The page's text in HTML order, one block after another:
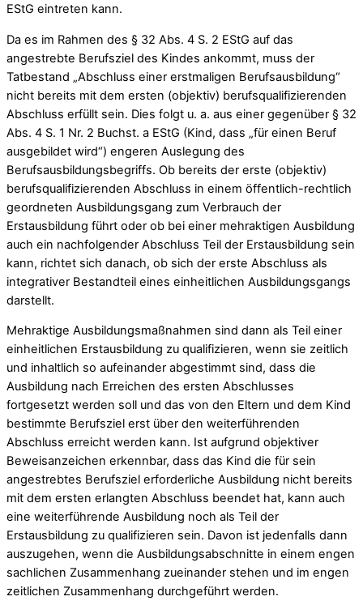
EStG eintreten kann.
Da es im Rahmen des § 32 Abs. 4 S. 2 EStG auf das
angestrebte Berufsziel des Kindes ankommt, muss der
Tatbestand „Abschluss einer erstmaligen Berufsausbildung“
nicht bereits mit dem ersten (objektiv) berufsqualifizierenden
Abschluss erfüllt sein. Dies folgt u. a. aus einer gegenüber § 32
Abs. 4 S. 1 Nr. 2 Buchst. a EStG (Kind, dass „für einen Beruf
ausgebildet wird“) engeren Auslegung des
Berufsausbildungsbegriffs. Ob bereits der erste (objektiv)
berufsqualifizierenden Abschluss in einem öffentlich-rechtlich
geordneten Ausbildungsgang zum Verbrauch der
Erstausbildung führt oder ob bei einer mehraktigen Ausbildung
auch ein nachfolgender Abschluss Teil der Erstausbildung sein
kann, richtet sich danach, ob sich der erste Abschluss als
integrativer Bestandteil eines einheitlichen Ausbildungsgangs
darstellt.
Mehraktige Ausbildungsmaßnahmen sind dann als Teil einer
einheitlichen Erstausbildung zu qualifizieren, wenn sie zeitlich
und inhaltlich so aufeinander abgestimmt sind, dass die
Ausbildung nach Erreichen des ersten Abschlusses
fortgesetzt werden soll und das von den Eltern und dem Kind
bestimmte Berufsziel erst über den weiterführenden
Abschluss erreicht werden kann. Ist aufgrund objektiver
Beweisanzeichen erkennbar, dass das Kind die für sein
angestrebtes Berufsziel erforderliche Ausbildung nicht bereits
mit dem ersten erlangten Abschluss beendet hat, kann auch
eine weiterführende Ausbildung noch als Teil der
Erstausbildung zu qualifizieren sein. Davon ist jedenfalls dann
auszugehen, wenn die Ausbildungsabschnitte in einem engen
sachlichen Zusammenhang zueinander stehen und im engen
zeitlichen Zusammenhang durchgeführt werden.